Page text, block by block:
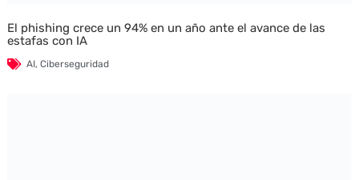
El phishing crece un 94% en un año ante el avance de las
estafas con IA
AI, Ciberseguridad